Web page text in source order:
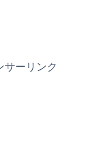
サーリンク